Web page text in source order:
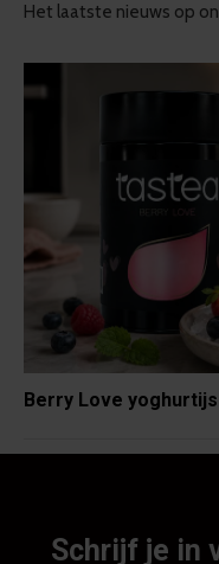
Het laatste nieuws op
Berry Love yoghurtijs
Schrijf je in